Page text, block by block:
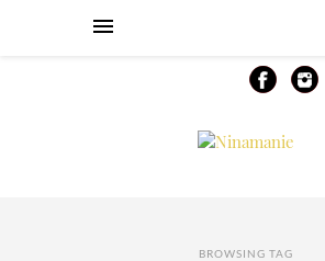
BROWSING TAG